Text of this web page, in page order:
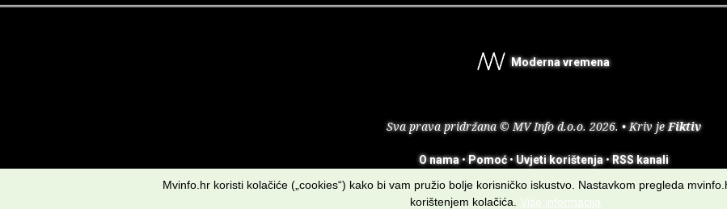
Moderna vremena
Sva prava pridržana © MV Info d.o.o. 2026. • Kriv jeFiktiv
O nama•Pomoć•Uvjeti korištenja•RSS kanali
Mvinfo.hr koristi kolačiće („cookies“) kako bi vam pružio bolje korisničko iskustvo. Nastavkom pregleda
korištenjem kolačića. Više informacija